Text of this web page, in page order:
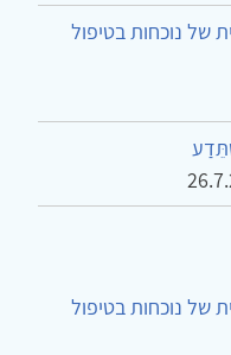
של נוכחות בטיפול
של נוכחות בטיפול